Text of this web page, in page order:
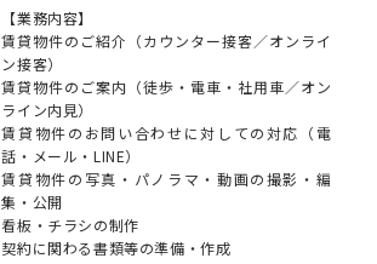
【業務内容】
賃貸物件のご紹介（カウンター接客／オンライ
ン接客）
賃貸物件のご案内（徒歩・電車・社用車／オン
ライン内見）
賃貸物件のお問い合わせに対しての対応（電
話・メール・LINE）
賃貸物件の写真・パノラマ・動画の撮影・編
集・公開
看板・チラシの制作
契約に関わる書類等の準備・作成